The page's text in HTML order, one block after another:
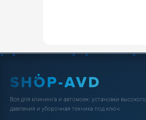
Всё для клининга и автомоек: установки высокого
давления и уборочная техника под ключ.